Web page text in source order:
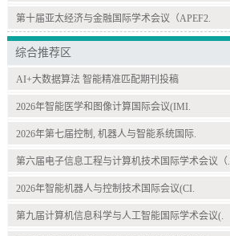
第十届亚太经济与金融国际学术会议（APEF2.
综合推荐区
AI+大数据算法 智能精准匹配期刊投稿
2026年智能医学和图像计算国际会议(IMI.
2026年第七届控制, 机器人与智能系统国际.
第六届电子信息工程与计算机技术国际学术会议（.
2026年智能机器人与控制技术国际会议(CI.
第九届计算机信息科学与人工智能国际学术会议(.